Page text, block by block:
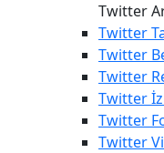
Twitter
Twitter
Twitter
Twitter
Twitter
Twitter
Twitter